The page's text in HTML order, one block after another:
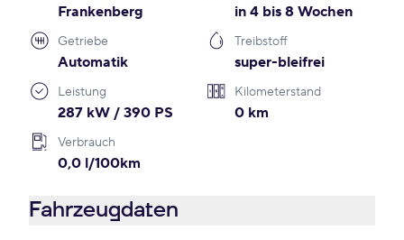
Frankenberg in 4 bis 8 Wochen
Getriebe
Automatik
Treibstoff
super-bleifrei
Leistung
287 kW / 390 PS
Kilometerstand
0 km
Verbrauch
0,0 l/100km
Fahrzeugdaten